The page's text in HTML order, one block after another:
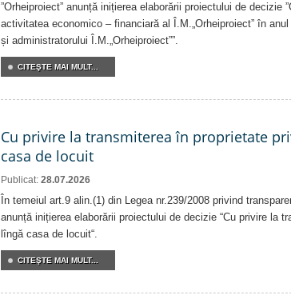
”Orheiproiect” anunță inițierea elaborării proiectului de decizie
activitatea economico – financiară al Î.M.„Orheiproiect” în
și administratorului Î.M.„Orheiproiect””.
CITEŞTE MAI MULT...
Cu privire la transmiterea în proprietate
casa de locuit
Publicat: 28.07.2026
În temeiul art.9 alin.(1) din Legea nr.239/2008 privind
anunță inițierea elaborării proiectului de decizie “Cu privire la
lîngă casa de locuit“.
CITEŞTE MAI MULT...